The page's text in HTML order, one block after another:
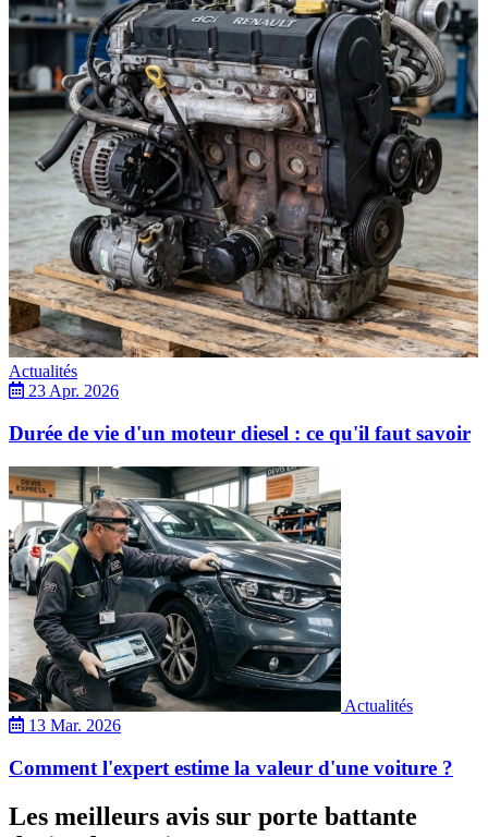
Actualités
23 Apr. 2026
Durée de vie d'un moteur diesel : ce qu'il faut savoir
Actualités
13 Mar. 2026
Comment l'expert estime la valeur d'une voiture ?
Les meilleurs avis sur porte battante